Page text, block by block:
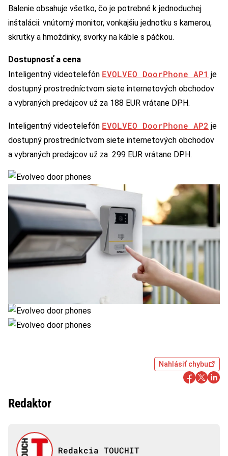
Balenie obsahuje všetko, čo je potrebné k jednoduchej
inštalácii: vnútorný monitor, vonkajšiu jednotku s kamerou,
skrutky a hmoždinky, svorky na káble s páčkou.
Dostupnosť a cena
Inteligentný videotelefón EVOLVEO DoorPhone AP1 je
dostupný prostredníctvom siete internetových obchodov
a vybraných predajcov už za 188 EUR vrátane DPH.
Inteligentný videotelefón EVOLVEO DoorPhone AP2 je
dostupný prostredníctvom siete internetových obchodov
a vybraných predajcov už za 299 EUR vrátane DPH.
Nahlásiť chybu
Redaktor
Redakcia TOUCHIT